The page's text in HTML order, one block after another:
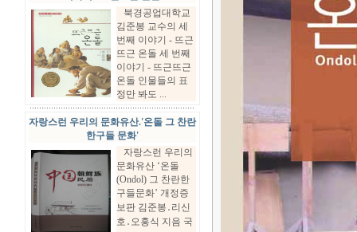
북경공업대학교
김준봉 교수의 세
번째 이야기 - 뜨근
뜨근 온돌 세 번째
이야기 - 뜨근뜨근
온돌 인물들의 표
정만 봐도 ...
자랑스런 우리의 문화유산.'온돌 그 찬란
한구들 문화'
자랑스런 우리의
문화유산 ‘온돌
(Ondol) 그 찬란한
구들문화’ 개정증
보판 김준봉․리신
호․오홍식 지음 국